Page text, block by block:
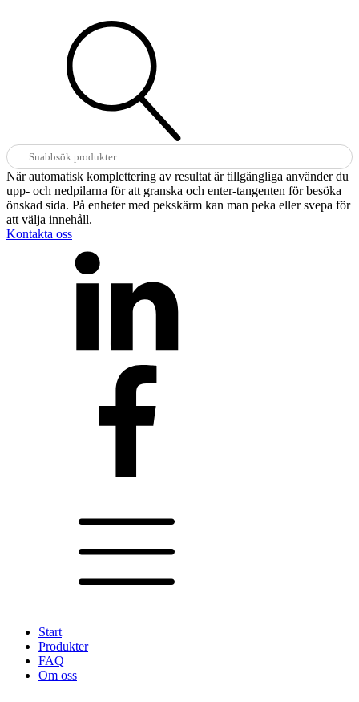
Sök
efter:
När automatisk komplettering av resultat är tillgängliga använder du
upp- och nedpilarna för att granska och enter-tangenten för besöka
önskad sida. På enheter med pekskärm kan man peka eller svepa för
att välja innehåll.
Kontakta oss
Start
Produkter
FAQ
Om oss